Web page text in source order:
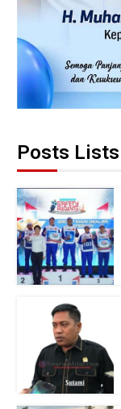
Posts Lists